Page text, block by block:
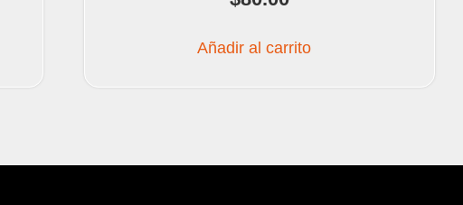
Añadir al carrito